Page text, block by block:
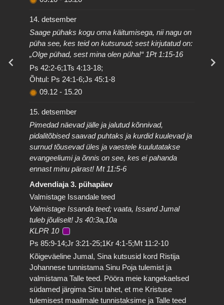
14. detsember
Saage pühaks kogu oma käitumisega, nii nagu on
püha see, kes teid on kutsunud; sest kirjutatud on:
„Olge pühad, sest mina olen püha!“ 1Pt 1:15-16
Ps 42:2-6;1Ts 4:13-18;
Õhtul: Ps 24:1-6;Js 45:1-8
09.12 - 15.20
15. detsember
Pimedad näevad jälle ja jalutud kõnnivad,
pidalitõbised saavad puhtaks ja kurdid kuulevad ja
surnud tõusevad üles ja vaestele kuulutatakse
evangeeliumi ja õnnis on see, kes ei pahanda
ennast minu pärast! Mt 11:5-6
Advendiaja 3. pühapäev
Valmistage Issandale teed
Valmistage Issanda teed; vaata, Issand Jumal
tuleb jõuliselt! Js 40:3a,10a
KLPR 10
Ps 85:9-14;Jr 3:21-25;1Kr 4:1-5;Mt 11:2-10
Kõigeväeline Jumal, Sina kutsusid kord Ristija
Johannese tunnistama Sinu Poja tulemist ja
valmistama Talle teed. Pööra meie kangekaelsed
südamed järgima Sinu tahet, et me Kristuse
tulemisest maailmale tunnistaksime ja Talle teed